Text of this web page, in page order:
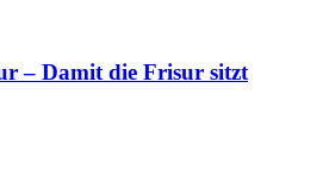
– Damit die Frisur sitzt